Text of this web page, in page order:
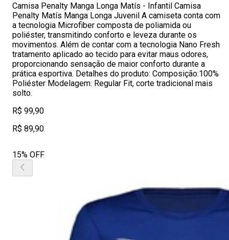
Camisa Penalty Manga Longa Matís - Infantil Camisa
Penalty Matís Manga Longa Juvenil A camiseta conta com
a tecnologia Microfiber composta de poliamida ou
poliéster, transmitindo conforto e leveza durante os
movimentos. Além de contar com a tecnologia Nano Fresh
tratamento aplicado ao tecido para evitar maus odores,
proporcionando sensação de maior conforto durante a
prática esportiva. Detalhes do produto: Composição:100%
Poliéster Modelagem: Regular Fit, corte tradicional mais
solto.
R$ 99,90
R$ 89,90
15% OFF